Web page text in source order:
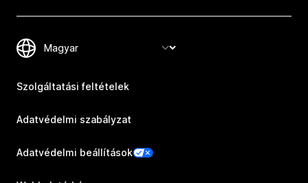
Szolgáltatási feltételek
Adatvédelmi szabályzat
Adatvédelmi beállítások